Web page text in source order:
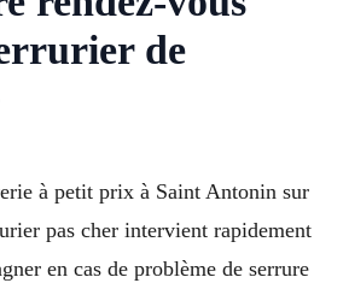
de
à petit prix à Saint Antonin sur
pas cher intervient rapidement
en cas de problème de serrure